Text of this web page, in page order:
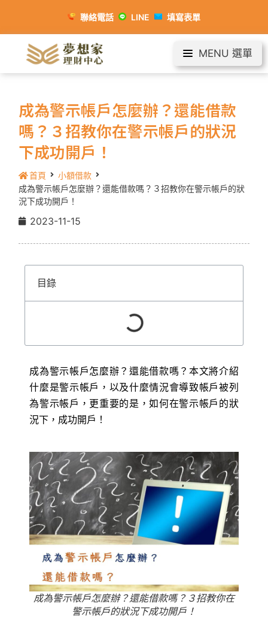
聯絡電話 LINE 填寫表單
MENU 選單
成為警示帳戶怎麼辦？還能借款
嗎？３招教你在警示帳戶的狀況
下成功開戶！
首頁
小額借款
成為警示帳戶怎麼辦？還能借款嗎？３招教你在警示帳戶的狀
況下成功開戶！
2023-11-15
目錄
成為警示帳戶怎麼辦？還能借款嗎？本文將介紹
什麼是警示帳戶，以及什麼情況會導致帳戶被列
為警示帳戶，更重要的是，如何在警示帳戶的狀
況下，成功開戶！
成為警示帳戶怎麼辦？還能借款嗎？３招教你在
警示帳戶的狀況下成功開戶！